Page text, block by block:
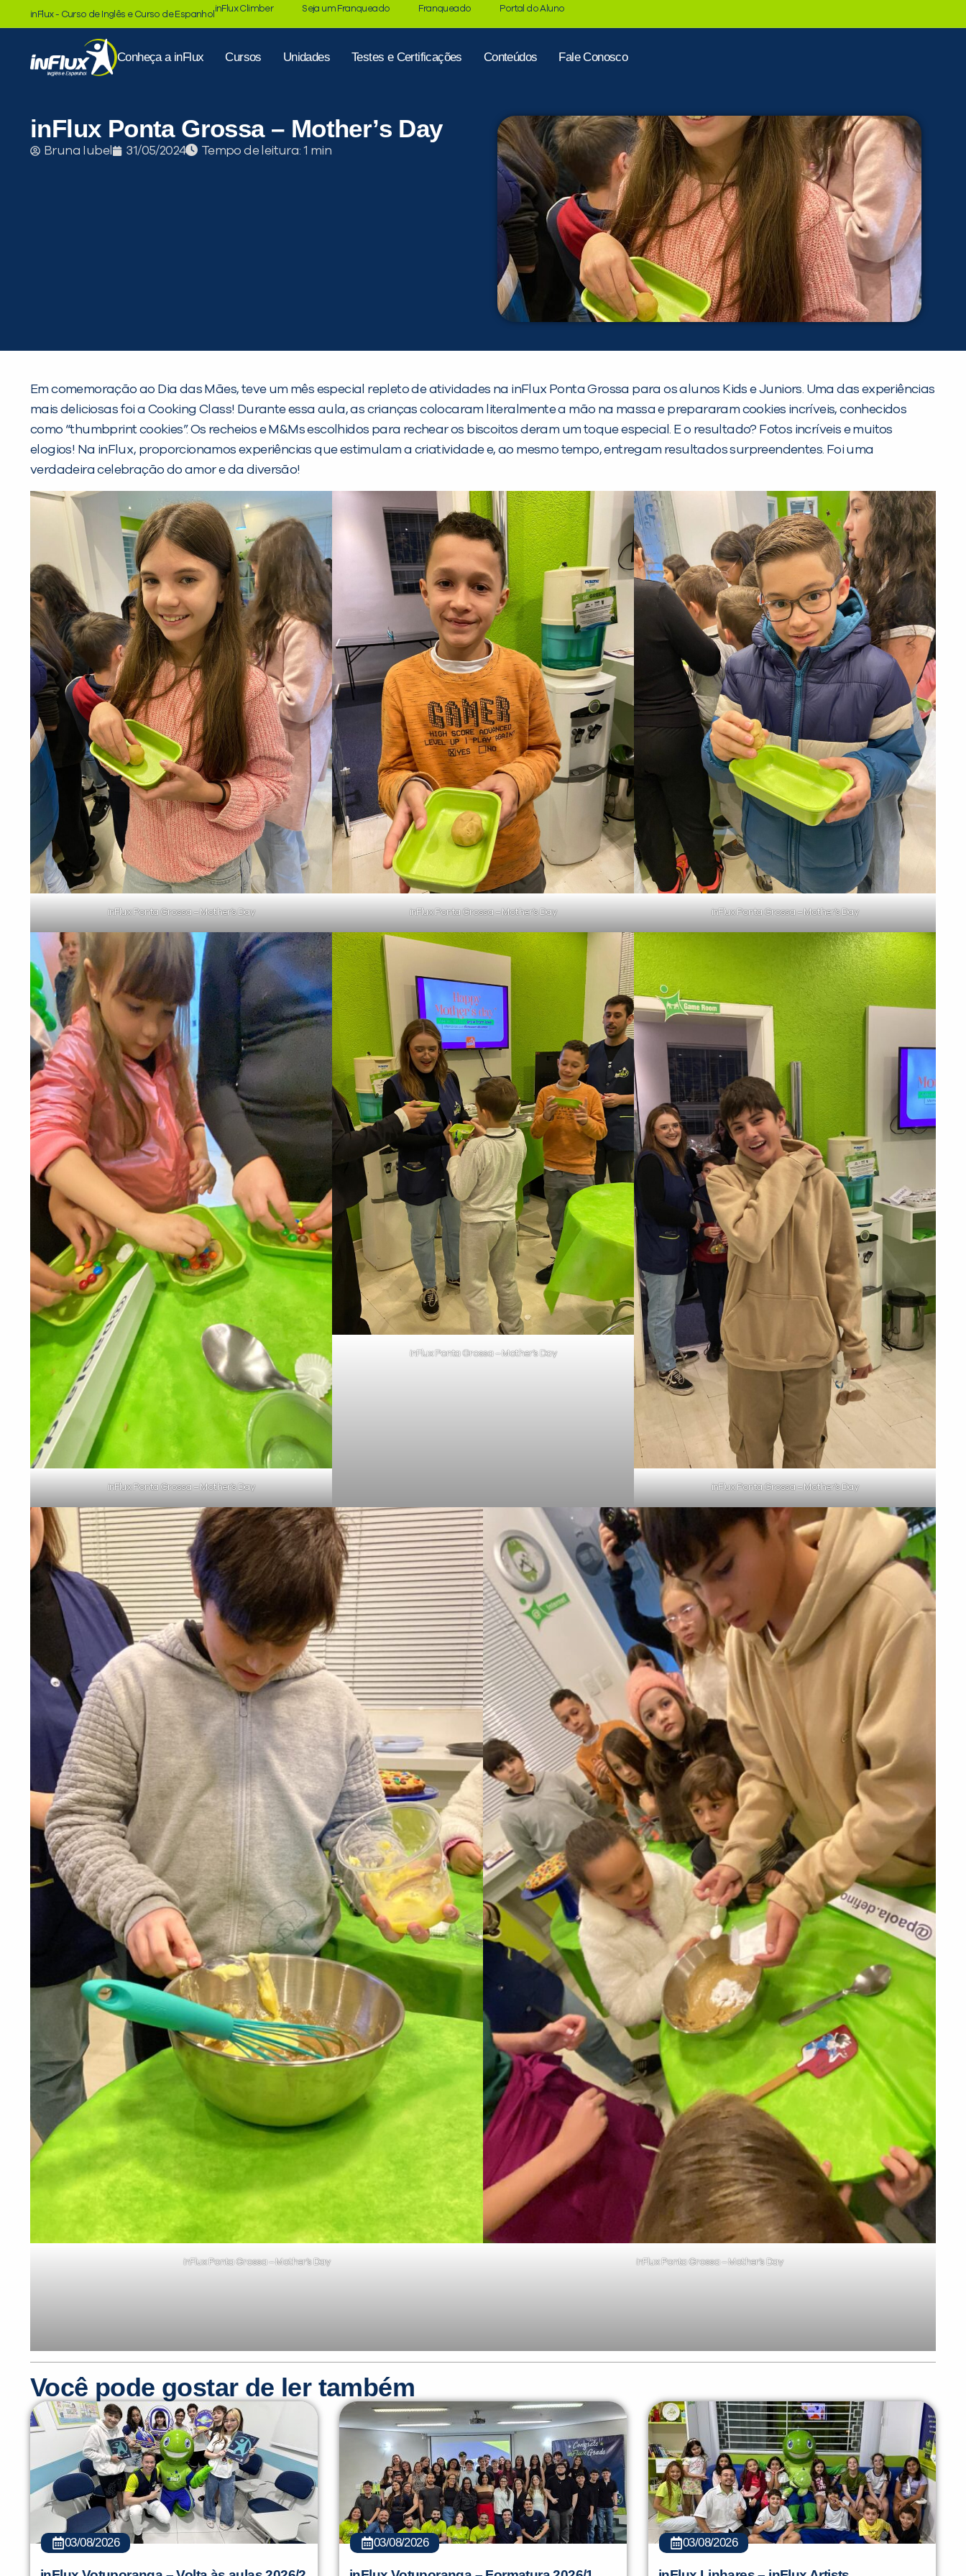
inFlux - Curso de Inglês e Curso de Espanhol
inFlux Climber Seja um Franqueado Franqueado Portal do Aluno
Conheça a inFlux Cursos Unidades Testes e Certificações Conteúdos Fale Conosco
inFlux Ponta Grossa – Mother’s Day
Bruna Iubel 31/05/2024 Tempo de leitura:
Em comemoração ao Dia das Mães, teve um mês especial repleto de atividades na inFlux Ponta Grossa para os alunos Kids e Juniors. Uma das experiências
mais deliciosas foi a Cooking Class! Durante essa aula, as crianças colocaram literalmente a mão na massa e prepararam cookies incríveis, conhecidos
como “thumbprint cookies”. Os recheios e M&Ms escolhidos para rechear os biscoitos deram um toque especial. E o resultado? Fotos incríveis e muitos
elogios! Na inFlux, proporcionamos experiências que estimulam a criatividade e, ao mesmo tempo, entregam resultados surpreendentes. Foi uma
verdadeira celebração do amor e da diversão!
inFlux Ponta Grossa – Mother’s Day inFlux Ponta Grossa – Mother’s Day inFlux Ponta Grossa – Mother’s Day
inFlux Ponta Grossa – Mother’s Day
inFlux Ponta Grossa – Mother’s Day
inFlux Ponta Grossa – Mother’s Day
inFlux Ponta Grossa – Mother’s Day inFlux Ponta Grossa – Mother’s Day
Você pode gostar de ler também
03/08/2026 03/08/2026 03/08/2026
PEÇA UMA DEMONSTRAÇÃO DE MÉTODO